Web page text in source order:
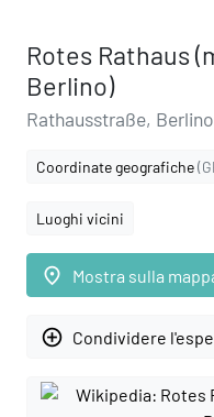
Rotes Rathaus
Berlino)
Rathausstraße,
Coordinate geografiche
Luoghi vicini
place Mostra sulla
add_circle_outline Condividere